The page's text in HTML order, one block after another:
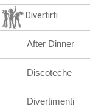
Divertirti
After Dinner
Discoteche
Divertimenti